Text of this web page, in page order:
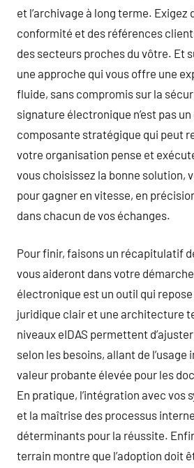
et l’archivage à long terme. Exigez
conformité et des références
des secteurs proches du vôtre. Et
une approche qui vous offre une
fluide, sans compromis sur la
signature électronique n’est pas un
composante stratégique qui peut
votre organisation pense et
vous choisissez la bonne solution,
pour gagner en vitesse, en
dans chacun de vos échanges.
Pour finir, faisons un récapitulatif
vous aideront dans votre
électronique est un outil qui
juridique clair et une architecture
niveaux eIDAS permettent
selon les besoins, allant de l’usage
valeur probante élevée pour les
En pratique, l’intégration avec vos
et la maîtrise des processus
déterminants pour la réussite.
terrain montre que l’adoption doit